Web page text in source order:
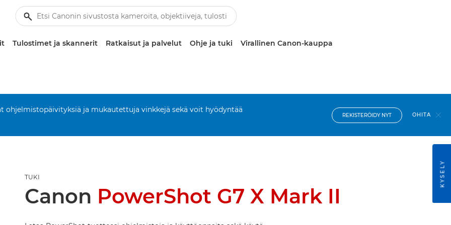
Tulostimet ja skannerit Ratkaisut ja palvelut Ohje ja tuki Virallinen Canon-kauppa
ohjelmistopäivityksiä ja mukautettuja vinkkejä sekä voit hyödyntää
REKISTERÖIDY NYT OHITA
TUKI
Canon PowerShot G7 X Mark II
KYSELY